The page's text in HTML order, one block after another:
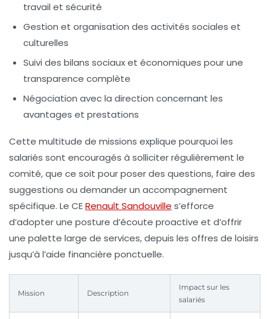
travail et sécurité
Gestion et organisation des activités sociales et
culturelles
Suivi des bilans sociaux et économiques pour une
transparence complète
Négociation avec la direction concernant les
avantages et prestations
Cette multitude de missions explique pourquoi les
salariés sont encouragés à solliciter régulièrement le
comité, que ce soit pour poser des questions, faire des
suggestions ou demander un accompagnement
spécifique. Le CERenault Sandouville s’efforce
d’adopter une posture d’écoute proactive et d’offrir
une palette large de services, depuis les offres de loisirs
jusqu’à l’aide financière ponctuelle.
Mission Description
Impact sur les
salariés